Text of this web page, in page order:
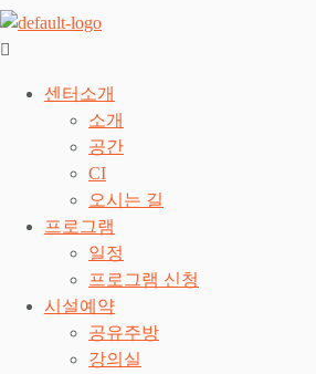
센터소개
소개
공간
CI
오시는 길
프로그램
일정
프로그램 신청
시설예약
공유주방
강의실